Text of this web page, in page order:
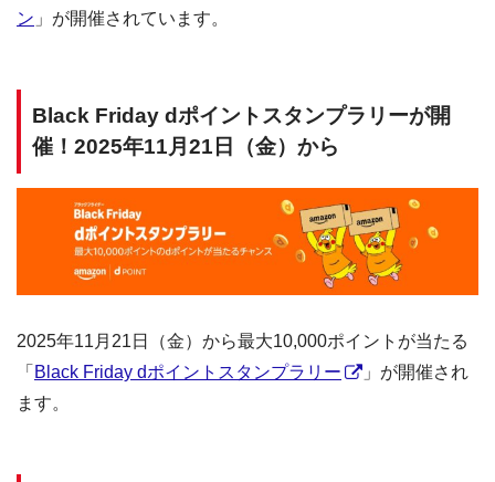
ン 」が開催されています。
Black Friday dポイントスタンプラリーが開
催！2025年11月21日（金）から
2025年11月21日（金）から最大10,000ポイントが当たる
「 Black Friday dポイントスタンプラリー
」が開催され
ます。